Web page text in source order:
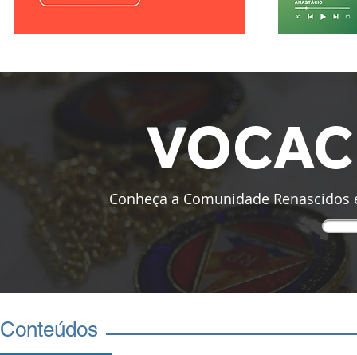
Conheça a Comunidade
Conteúdos